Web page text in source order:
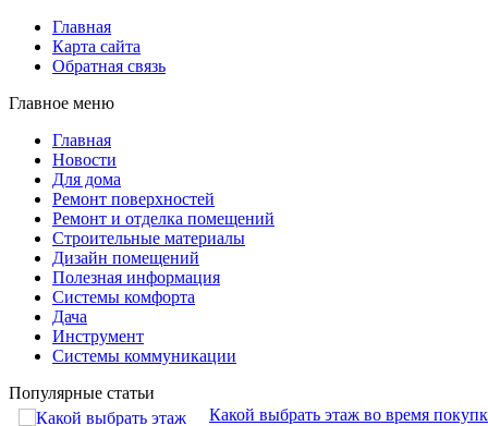
Главная
Карта сайта
Обратная связь
Главное меню
Главная
Новости
Для дома
Ремонт поверхностей
Ремонт и отделка помещений
Строительные материалы
Дизайн помещений
Полезная информация
Системы комфорта
Дача
Инструмент
Системы коммуникации
Популярные статьи
Какой выбрать этаж во время